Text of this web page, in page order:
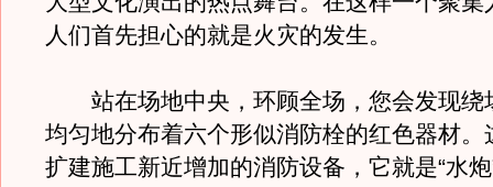
人们首先担心的就是火灾的发生。
站在场地中央，环顾全场，您会发现绕
均匀地分布着六个形似消防栓的红色器材。
扩建施工新近增加的消防设备，它就是“水炮